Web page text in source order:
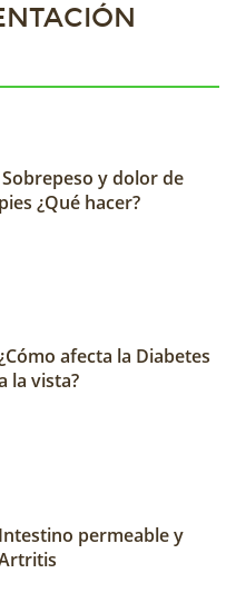
Sobrepeso y dolor de
pies ¿Qué hacer?
afecta la Diabetes
la vista?
Intestino permeable y